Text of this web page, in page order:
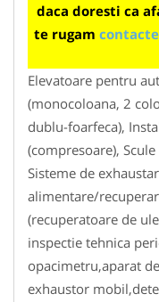
daca doresti ca
te rugam
Elevatoare pentru
(monocoloana, 2
dublu-foarfeca),
(compresoare),
Sisteme de
alimentare/
(recuperatoare de
inspectie tehnica
opacimetru,aparat
exhaustor